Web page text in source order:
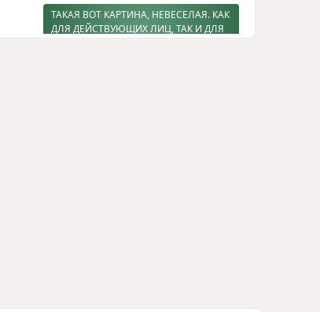
ТАКАЯ ВОТ КАРТИНА, НЕВЕСЕЛАЯ. КАК
ДЛЯ ДЕЙСТВУЮЩИХ ЛИЦ, ТАК И ДЛЯ